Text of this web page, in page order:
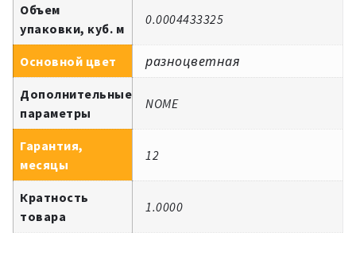
Объем
упаковки, куб. м
0.0004433325
Основной цвет разноцветная
Дополнительные
параметры
NOME
Гарантия,
месяцы
12
Кратность
товара
1.0000